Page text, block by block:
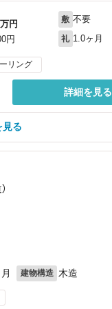
万円
円
敷 不要
礼 1.0ヶ月
リング
詳細を見る
見る
建物構造 木造